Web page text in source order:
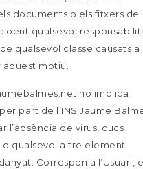
documents o els fitxers de
qualsevol
qualsevol classe causats a
aquest motiu.
no implica
part de l’INS Jaume
l’absència de virus, cucs
o qualsevol altre element
Correspon a l’Usuari,